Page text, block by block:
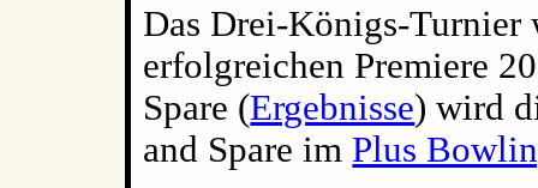
Das Drei-Königs-Turnier
erfolgreichen Premiere
Spare (Ergebnisse) wird
and Spare im Plus